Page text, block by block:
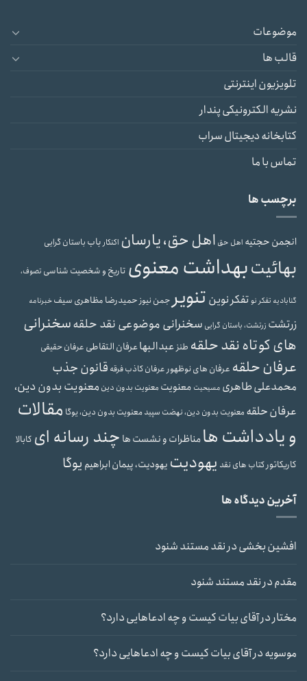
موضوعات
قالب ها
تلویزیون اینترنتی
نشریه الکترونیکی پندار
کتابخانه دیجیتال سراب
تماس با ما
برچسب ها
انجمن حجتیه اهل حق اهل حق، یارسان اکنکارباب باستان گرایی
بهائیتبهداشت معنوی تاریخ و شخصیت شناسی تصوف،
گنابادیه تفکر نوتفکر نوین تنویر جمن نیوز حمیدرضا مظاهری سیفخبرنامه
زرتشت زرتشت، باستان گرایی سخنرانی موضوعی نقد حلقهسخنرانی
های کوتاه نقد حلقه طنز عبدالبهاعرفان التقاطی عرفان حقیقی
عرفان حلقه عرفان های نوظهور عرفان کاذبفرقه قانون جذب
محمدعلی طاهری مسیحیت معنویت معنویت بدون دین معنویت بدون دین،
عرفان حلقه معنویت بدون دین، نهضت سپیدمعنویت بدون دین، یوگا مقالات
و یادداشت هامناظرات و نشست ها چند رسانه ای کابالا
کاریکاتور کتاب های نقد یهودیت یهودیت، پیمان ابراهیم یوگا
آخرین دیدگاه ها
افشین بخشیدرنقد مستند شنود
مقدمدرنقد مستند شنود
مختاردرآقای بیات کیست و چه ادعاهایی دارد؟
موسویهدرآقای بیات کیست و چه ادعاهایی دارد؟